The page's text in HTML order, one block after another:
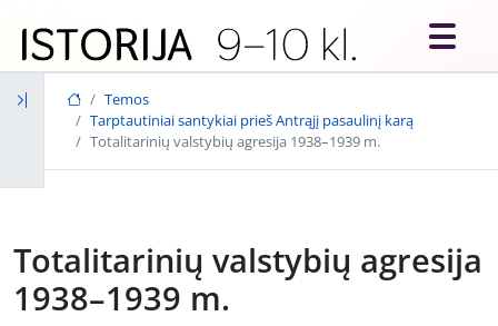
Temos
Tarptautiniai santykiai prieš Antrąjį pasaulinį karą
Totalitarinių valstybių agresija 1938–1939 m.
Totalitarinių valstybių agresija
1938–1939 m.